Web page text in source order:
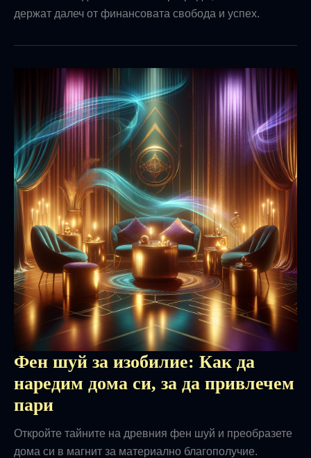
держат далеч от финансовата свобода и успех.
Фен шуй за изобилие: Как да
наредим дома си, за да привлечем
пари
Откройте тайните на древния фен шуй и преобразете
дома си в магнит за материално благополучие.